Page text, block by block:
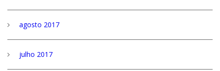
agosto 2017
julho 2017